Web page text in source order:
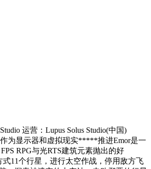
运营：Lupus Solus Studio(中国)
为显示器和虚拟现实*****推进Emor是一
RPG与光RTS建筑元素抛出的好
式11个行星，进行太空作战，停用敌方飞